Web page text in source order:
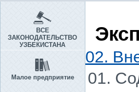
ВСЕ
ЗАКОНОДАТЕЛЬСТВО
УЗБЕКИСТАНА
Малое предприятие
02.
01.